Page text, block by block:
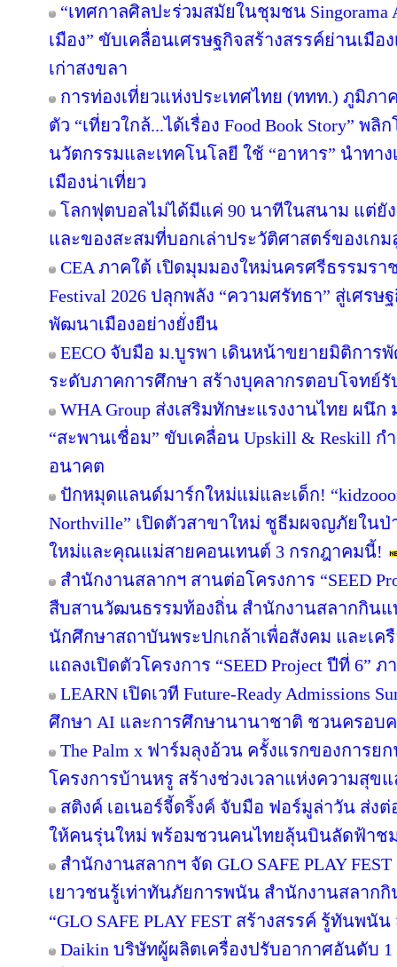
“เทศกาลศิลปะร่วมสมัยในชุมชน Singorama
เมือง” ขับเคลื่อนเศรษฐกิจสร้างสรรค์ย่านเมือ
เก่าสงขลา
การท่องเที่ยวแห่งประเทศไทย (ททท.) ภูมิภ
ตัว “เที่ยวใกล้...ได้เรื่อง Food Book Story” พ
นวัตกรรมและเทคโนโลยี ใช้ “อาหาร” นำทาง
เมืองน่าเที่ยว
โลกฟุตบอลไม่ได้มีแค่ 90 นาทีในสนาม แต่ยัง
และของสะสมที่บอกเล่าประวัติศาสตร์ของเก
CEA ภาคใต้ เปิดมุมมองใหม่นครศรีธรรมรา
Festival 2026 ปลุกพลัง “ความศรัทธา” สู่เศร
พัฒนาเมืองอย่างยั่งยืน
EECO จับมือ ม.บูรพา เดินหน้าขยายมิติกา
ระดับภาคการศึกษา สร้างบุคลากรตอบโจทย์
WHA Group ส่งเสริมทักษะแรงงานไทย ผนึก
“สะพานเชื่อม” ขับเคลื่อน Upskill & Reskill
อนาคต
ปักหมุดแลนด์มาร์กใหม่แม่และเด็ก!
Northville” เปิดตัวสาขาใหม่ ชูธีมผจญภัยในป่
ใหม่และคุณแม่สายคอนเทนต์ 3 กรกฎาคมนี้!
สำนักงานสลากฯ สานต่อโครงการ “SEED
สืบสานวัฒนธรรมท้องถิ่น สำนักงานสลากกินแ
นักศึกษาสถาบันพระปกเกล้าเพื่อสังคม และเครื
แถลงเปิดตัวโครงการ “SEED Project ปีที่ 6”
LEARN เปิดเวที Future-Ready Admissions
ศึกษา AI และการศึกษานานาชาติ ชวนครอบ
The Palm x ฟาร์มลุงอ้วน ครั้งแรกของการย
โครงการบ้านหรู สร้างช่วงเวลาแห่งความสุข
สติงค์ เอเนอร์จี้ดริ้งค์ จับมือ ฟอร์มูล่าวัน ส่ง
ให้คนรุ่นใหม่ พร้อมชวนคนไทยลุ้นบินลัดฟ้าชม
สำนักงานสลากฯ จัด GLO SAFE PLAY
เยาวชนรู้เท่าทันภัยการพนัน สำนักงานสลาก
“GLO SAFE PLAY FEST สร้างสรรค์ รู้ทันพนั
Daikin บริษัทผู้ผลิตเครื่องปรับอากาศอันดับ